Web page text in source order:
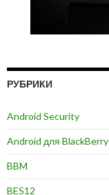
РУБРИКИ
Android Security
Android для BlackBerry
BBM
BES12